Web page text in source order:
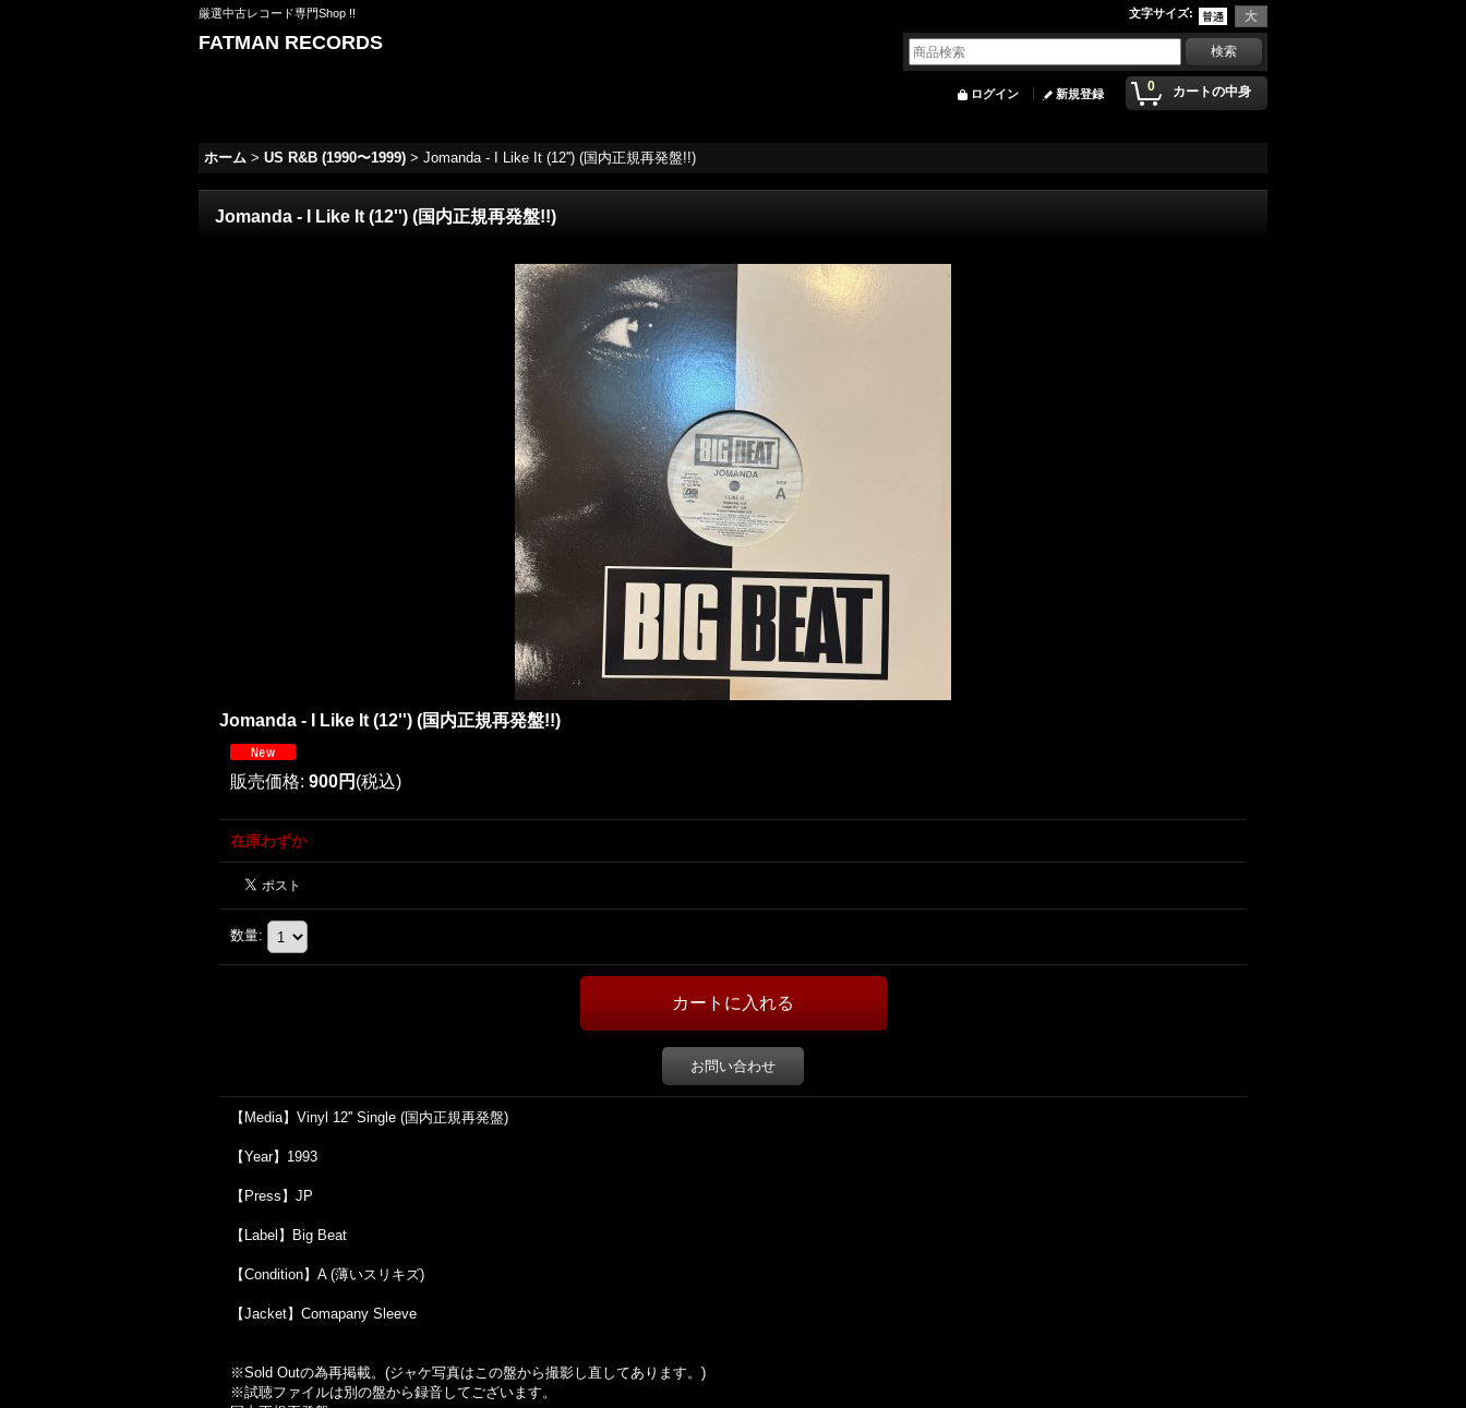
厳選中古レコード専門Shop !! 文字サイズ:
FATMAN RECORDS
0 カートの中身
ログイン 新規登録
ホーム > US R&B (1990〜1999) > Jomanda - I Like It (12'') (国内正規再発盤!!)
Jomanda - I Like It (12'') (国内正規再発盤!!)
Jomanda - I Like It (12'') (国内正規再発盤!!)
販売価格: 900円 (税込)
在庫わずか
数量:
お問い合わせ
【Media】Vinyl 12'' Single (国内正規再発盤)
【Year】1993
【Press】JP
【Label】Big Beat
【Condition】A (薄いスリキズ)
【Jacket】Comapany Sleeve
※Sold Outの為再掲載。 (ジャケ写真はこの盤から撮影し直してあります。 )
※試聴ファイルは別の盤から録音してございます。